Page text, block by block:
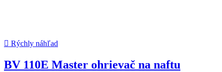
 Rýchly náhľad
BV 110E Master ohrievač na naftu